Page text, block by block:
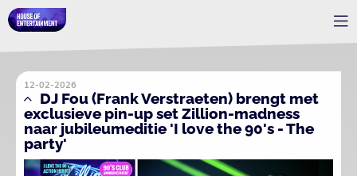
12-02-2026
DJ Fou (Frank Verstraeten) brengt met
exclusieve pin-up set Zillion-madness
naar jubileumeditie 'I love the 90's - The
party'